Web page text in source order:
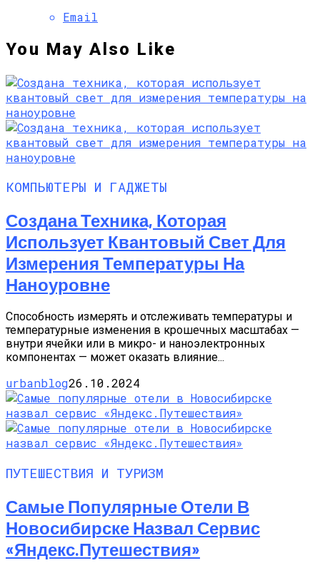
Email
You May Also Like
КОМПЬЮТЕРЫ И ГАДЖЕТЫ
Создана Техника, Которая
Использует Квантовый Свет Для
Измерения Температуры На
Наноуровне
Способность измерять и отслеживать температуры и
температурные изменения в крошечных масштабах —
внутри ячейки или в микро- и наноэлектронных
компонентах — может оказать влияние...
urbanblog26.10.2024
ПУТЕШЕСТВИЯ И ТУРИЗМ
Самые Популярные Отели В
Новосибирске Назвал Сервис
«Яндекс.Путешествия»